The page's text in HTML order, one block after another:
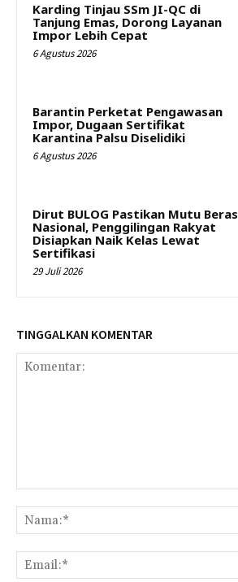
Karding Tinjau SSm JI-QC di
Tanjung Emas, Dorong Layanan
Impor Lebih Cepat
6 Agustus 2026
Barantin Perketat Pengawasan
Impor, Dugaan Sertifikat
Karantina Palsu Diselidiki
6 Agustus 2026
Dirut BULOG Pastikan Mutu Beras
Nasional, Penggilingan Rakyat
Disiapkan Naik Kelas Lewat
Sertifikasi
29 Juli 2026
TINGGALKAN KOMENTAR